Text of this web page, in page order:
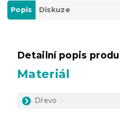
Popis Diskuze
Detailní popis
Materiál
Dřevo